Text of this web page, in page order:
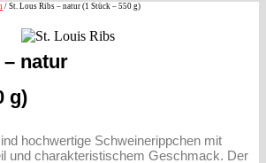
/ St. Lous Ribs – natur (1 Stück – 550 g)
natur
g)
hochwertige Schweinerippchen mit
und charakteristischem Geschmack. Der